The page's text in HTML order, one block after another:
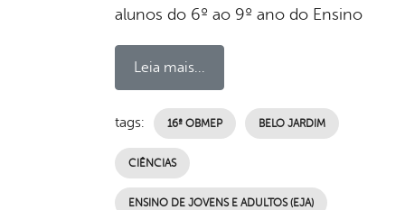
alunos do 6º ao 9º ano do Ensino
Leia mais...
tags: 16ª OBMEP BELO JARDIM
CIÊNCIAS
ENSINO DE JOVENS E ADULTOS (EJA)